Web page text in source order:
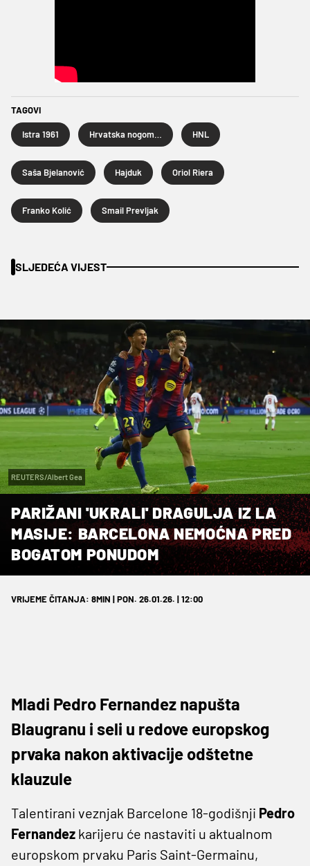
TAGOVI
Istra 1961 HNL
Saša Bjelanović Hajduk Oriol Riera
Franko Kolić Smail Prevljak
SLJEDEĆA VIJEST
REUTERS/Albert Gea
PARIŽANI 'UKRALI' DRAGULJA IZ LA
MASIJE: BARCELONA NEMOĆNA PRED
BOGATOM PONUDOM
VRIJEME ČITANJA: 8MIN | PON. 26.01.26. | 12:00
Mladi Pedro Fernandez napušta
Blaugranu i seli u redove europskog
prvaka nakon aktivacije odštetne
klauzule
Talentirani veznjak Barcelone 18-godišnji Pedro
Fernandez karijeru će nastaviti u aktualnom
europskom prvaku Paris Saint-Germainu,